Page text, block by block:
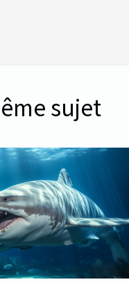
sujet